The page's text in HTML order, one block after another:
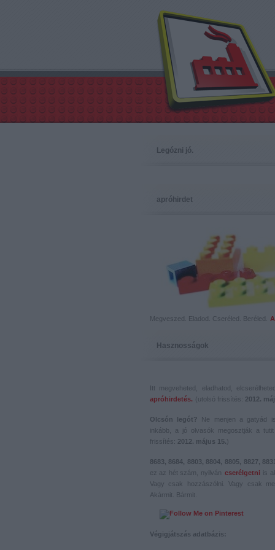
Legózni jó.
apróhirdet
Megveszed. Eladod. Cseréled. Beréled.
Hasznosságok
Itt megveheted, eladhatod,
apróhirdetés. (utolsó frissítés: 2012.
Olcsón legót? Ne menjen a gatyád
inkább, a jó olvasók megosztják a
frissítés: 2012. május 15.)
8683, 8684, 8803, 8804, 8805, 8827, 8831
ez az hét szám, nyilván
cserélgetni
is
Vagy csak hozzászólni. Vagy csak
Akármit. Bármit.
Végigjátszás adatbázis: